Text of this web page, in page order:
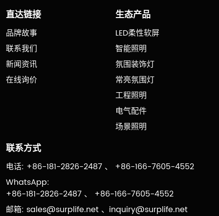
直达链接
品牌故事
联系我们
新闻资讯
在线询价
生态产品
LED柔性软屏
智能照明
氛围装饰灯
常亮氛围灯
工程照明
电气配件
场景照明
联系方式
电话: +86-181-2826-2487 、 +86-166-7605-4552
WhatsApp:
+86-181-2826-2487 、 +86-166-7605-4552
邮箱: sales@surplife.net 、 inquiry@surplife.net